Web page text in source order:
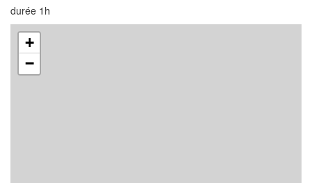
durée 1h
+
−